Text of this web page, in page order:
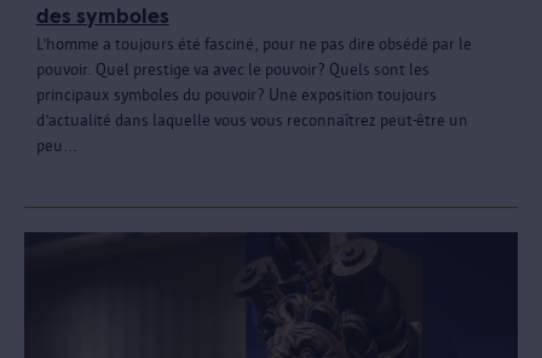
des symboles
L’homme a toujours été fasciné, pour ne pas dire obsédé par le
pouvoir. Quel prestige va avec le pouvoir? Quels sont les
principaux symboles du pouvoir? Une exposition toujours
d’actualité dans laquelle vous vous reconnaîtrez peut-être un
peu...